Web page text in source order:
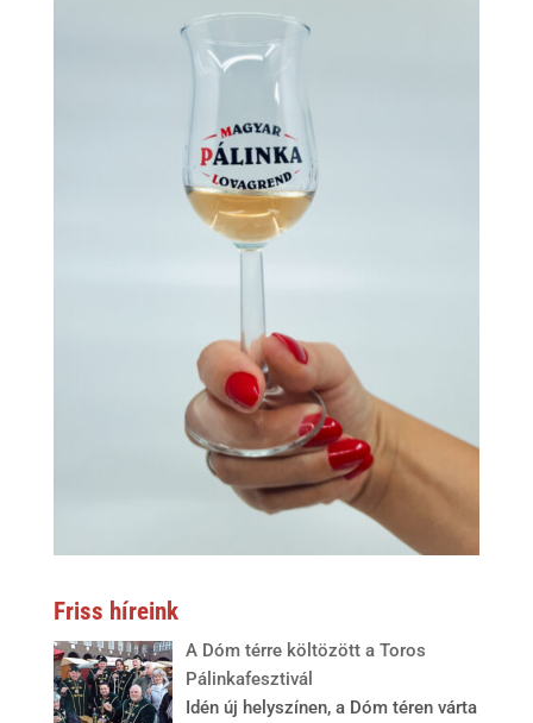
Friss híreink
A Dóm térre költözött a Toros
Pálinkafesztivál
Idén új helyszínen, a Dóm téren várta